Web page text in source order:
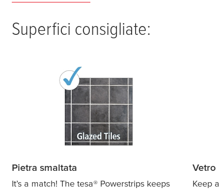
Superfici consigliate:
Pietra smaltata
It’s a match! The tesa® Powerstrips keeps
Vetro
Keep